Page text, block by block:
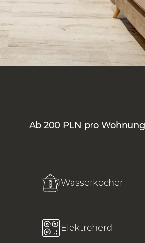
Ab 200 PLN pro Wohnung
Wasserkocher
Elektroherd